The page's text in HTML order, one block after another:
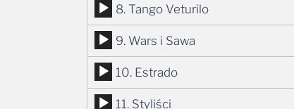
dźwiękowych
Odtwarzacz
plików
dźwiękowych
8. Tango Veturilo
Odtwarzacz
plików
dźwiękowych
9. Wars i Sawa
Odtwarzacz
plików
10. Estrado
Odtwarzacz
11. Styliści